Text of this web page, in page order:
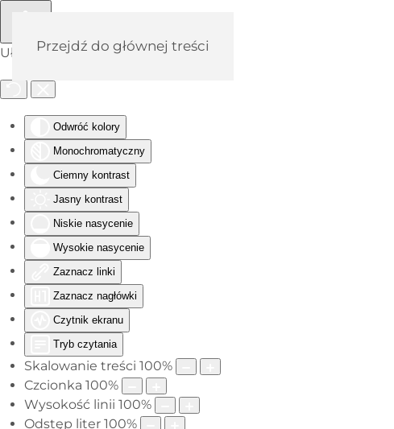
Ułatwienia dostępu
Odwróć kolory
Monochromatyczny
Ciemny kontrast
Jasny kontrast
Niskie nasycenie
Wysokie nasycenie
Zaznacz linki
Zaznacz nagłówki
Czytnik ekranu
Tryb czytania
Skalowanie treści 100%
Czcionka 100%
Wysokość linii 100%
Odstęp liter 100%
Przejdź do głównej treści